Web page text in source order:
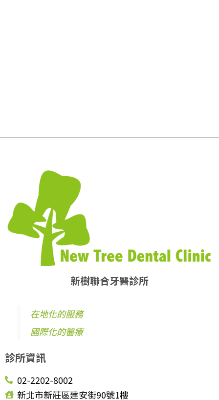
新樹聯合牙醫診所
在地化的服務
國際化的醫療
診所資訊
02-2202-8002
新北市新莊區建安街90號1樓